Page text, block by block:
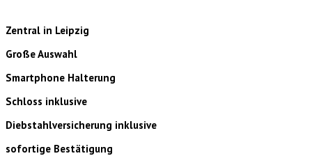
Zentral in Leipzig
Große Auswahl
Smartphone Halterung
Schloss inklusive
Diebstahlversicherung inklusive
sofortige Bestätigung